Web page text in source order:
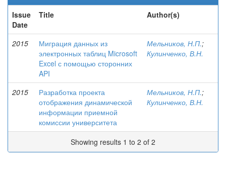
Issue
Date
Title Author(s)
2015
Миграция данных из
электронных таблиц Microsoft
Excel с помощью сторонних
API
Мельников, Н.П.;
Кулинченко, В.Н.
2015
Разработка проекта
отображения динамической
информации приемной
комиссии университета
Мельников, Н.П.;
Кулинченко, В.Н.
Showing results 1 to 2 of 2